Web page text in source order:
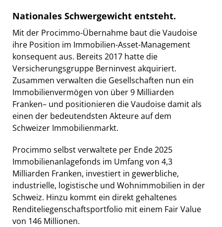
Nationales Schwergewicht entsteht.
Mit der Procimmo-Übernahme baut die Vaudoise
ihre Position im Immobilien-Asset-Management
konsequent aus. Bereits 2017 hatte die
Versicherungsgruppe Berninvest akquiriert.
Zusammen verwalten die Gesellschaften nun ein
Immobilienvermögen von über 9 Milliarden
Franken– und positionieren die Vaudoise damit als
einen der bedeutendsten Akteure auf dem
Schweizer Immobilienmarkt.
Procimmo selbst verwaltete per Ende 2025
Immobilienanlagefonds im Umfang von 4,3
Milliarden Franken, investiert in gewerbliche,
industrielle, logistische und Wohnimmobilien in der
Schweiz. Hinzu kommt ein direkt gehaltenes
Renditeliegenschaftsportfolio mit einem Fair Value
von 146 Millionen.